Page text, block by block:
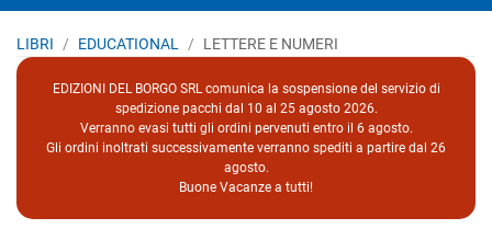
LIBRI EDUCATIONAL LETTERE E NUMERI
EDIZIONI DEL BORGO SRL comunica la sospensione del servizio di
spedizione pacchi dal 10 al 25 agosto 2026.
Verranno evasi tutti gli ordini pervenuti entro il 6 agosto.
Gli ordini inoltrati successivamente verranno spediti a partire dal 26
agosto.
Buone Vacanze a tutti!